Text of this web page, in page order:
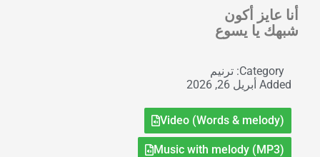
أنا عایز أكون
شبهك يا يسوع
Category: ترنيم
Added أبريل 26, 2026
Video (Words & melody)
Music with melody (MP3)